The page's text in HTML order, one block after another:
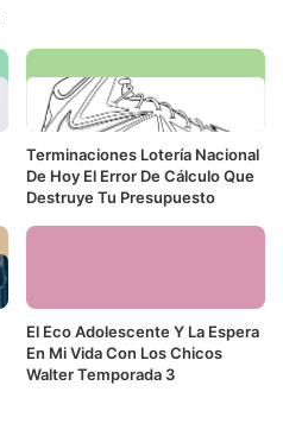
Terminaciones Lotería Nacional
De Hoy El Error De Cálculo Que
Destruye Tu Presupuesto
El Eco Adolescente Y La Espera
En Mi Vida Con Los Chicos
Walter Temporada 3